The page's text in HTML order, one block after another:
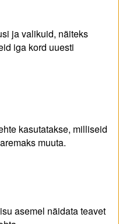
ja valikuid, näiteks
iga kord uuesti
kasutatakse, milliseid
muuta.
asemel näidata teavet